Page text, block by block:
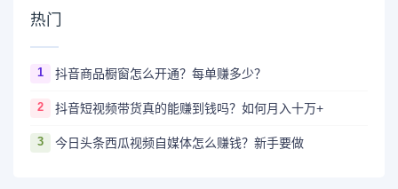
热门
1 抖音商品橱窗怎么开通？每单赚多少？
2 抖音短视频带货真的能赚到钱吗？如何月入十万+
3 今日头条西瓜视频自媒体怎么赚钱？新手要做